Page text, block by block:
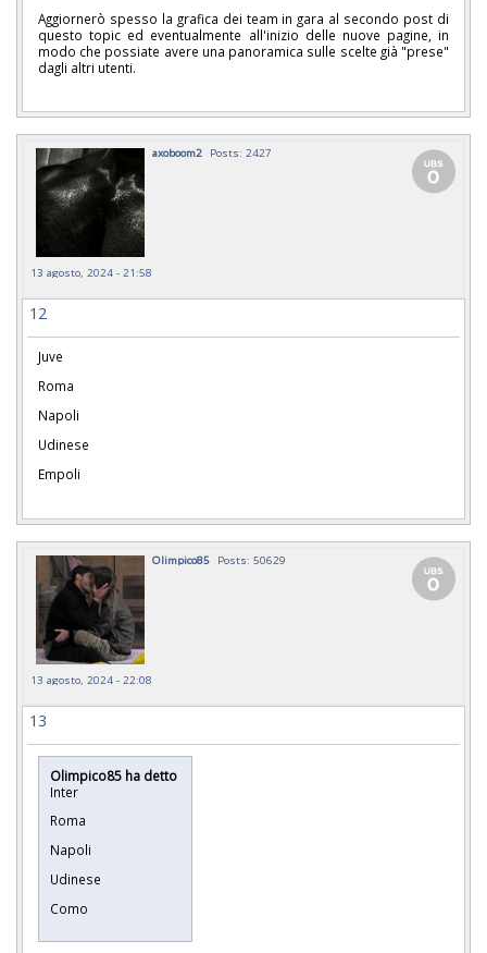
Aggiornerò spesso la grafica dei team in gara al secondo post di
questo topic ed eventualmente all'inizio delle nuove pagine, in
modo che possiate avere una panoramica sulle scelte già "prese"
dagli altri utenti.
axoboom2 Posts: 2427
13 agosto, 2024 - 21:58
12
Juve
Roma
Napoli
Udinese
Empoli
Olimpico85 Posts: 50629
13 agosto, 2024 - 22:08
13
Olimpico85 ha detto
Inter
Roma
Napoli
Udinese
Como